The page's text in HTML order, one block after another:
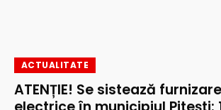
ACTUALITATE
ATENȚIE! Se sistează